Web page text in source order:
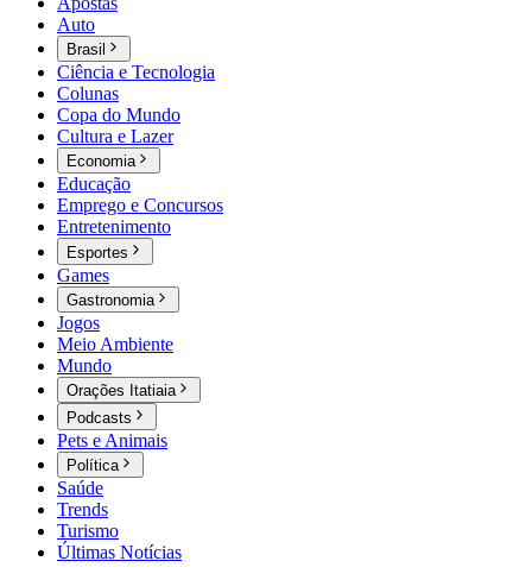
Auto
Brasil
Ciência e Tecnologia
Colunas
Copa do Mundo
Cultura e Lazer
Economia
Educação
Emprego e Concursos
Entretenimento
Esportes
Games
Gastronomia
Jogos
Meio Ambiente
Mundo
Orações Itatiaia
Podcasts
Pets e Animais
Política
Saúde
Trends
Turismo
Últimas Notícias